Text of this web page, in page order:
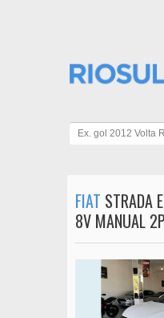
FIAT STRADA
8V MANUAL